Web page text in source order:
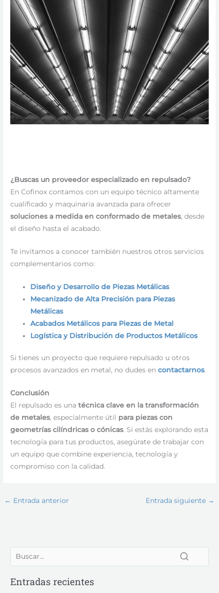
¿Buscas un proveedor especializado en repulsado?
En Cofinox contamos con un equipo técnico altamente
cualificado y maquinaria avanzada para ofrecer
soluciones a medida en conformado de metales, desde
el diseño hasta el acabado.
Te invitamos a conocer también nuestros otros servicios
complementarios como:
Diseño y Desarrollo de Piezas Metálicas
Mecanizado de Alta Precisión para Piezas
Metálicas
Acabados Metálicos para Piezas de Metal
Logística y Distribución de Productos Metálicos
Si tienes un proyecto que requiere repulsado u otros
procesos avanzados en metal, no dudes encontactarnos.
Conclusión
El repulsado es unatécnica clave en la transformación
de metales, especialmente útil para piezas con
geometrías cilíndricas o cónicas. Si estás explorando esta
tecnología para tus productos, asegúrate de trabajar con
un equipo que combine experiencia, tecnología y
compromiso con la calidad.
← Entrada anterior Entrada siguiente →
Entradas recientes